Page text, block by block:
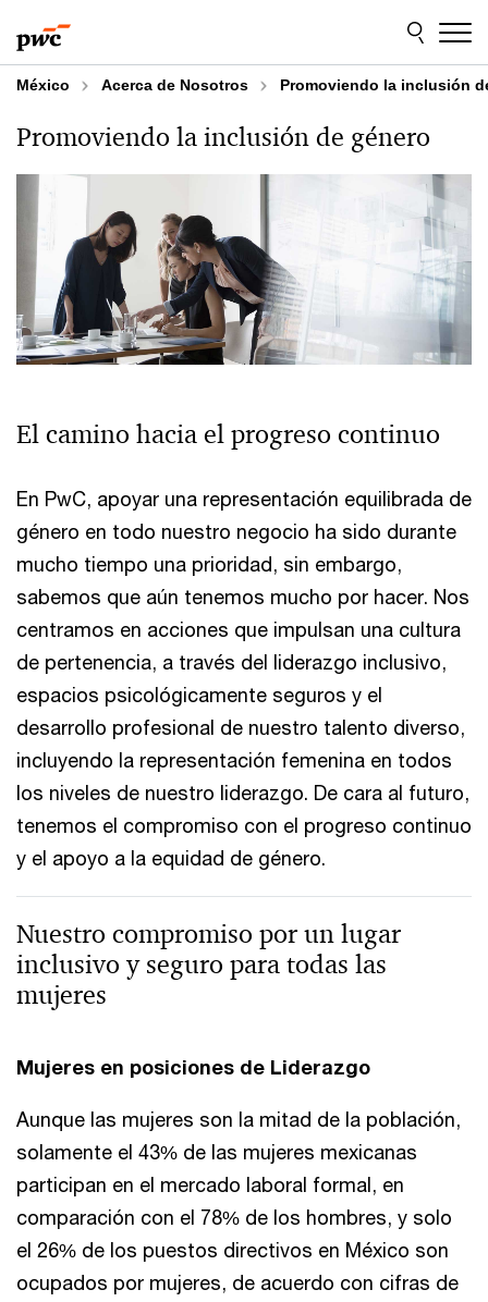
to
content
to
footer
México Acerca de Nosotros Promoviendo la inclusión
Promoviendo la inclusión de género
El camino hacia el progreso continuo
En PwC, apoyar una representación equilibrada de
género en todo nuestro negocio ha sido durante
mucho tiempo una prioridad, sin embargo,
sabemos que aún tenemos mucho por hacer. Nos
centramos en acciones que impulsan una cultura
de pertenencia, a través del liderazgo inclusivo,
espacios psicológicamente seguros y el
desarrollo profesional de nuestro talento diverso,
incluyendo la representación femenina en todos
los niveles de nuestro liderazgo. De cara al futuro,
tenemos el compromiso con el progreso continuo
y el apoyo a la equidad de género.
Nuestro compromiso por un lugar
inclusivo y seguro para todas las
mujeres
Mujeres en posiciones de Liderazgo
Aunque las mujeres son la mitad de la población,
solamente el 43% de las mujeres mexicanas
participan en el mercado laboral formal, en
comparación con el 78% de los hombres, y solo
el 26% de los puestos directivos en México son
ocupados por mujeres, de acuerdo con cifras de